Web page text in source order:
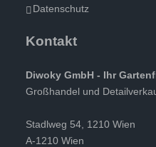
Datenschutz
Kontakt
Diwoky GmbH - Ihr
Großhandel und
Stadlweg 54, 1210 Wien
A-1210 Wien